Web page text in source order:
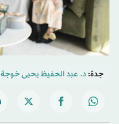
جدة:د. عبد الحفيظ يحيى خوجة